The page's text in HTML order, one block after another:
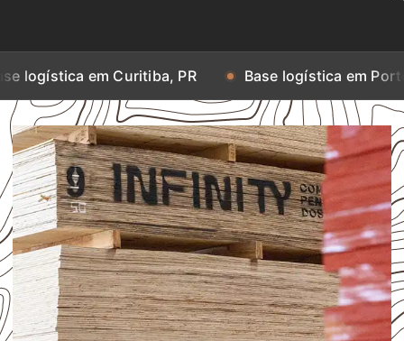
Curitiba, PR Base logística em Porto Alegre, RS